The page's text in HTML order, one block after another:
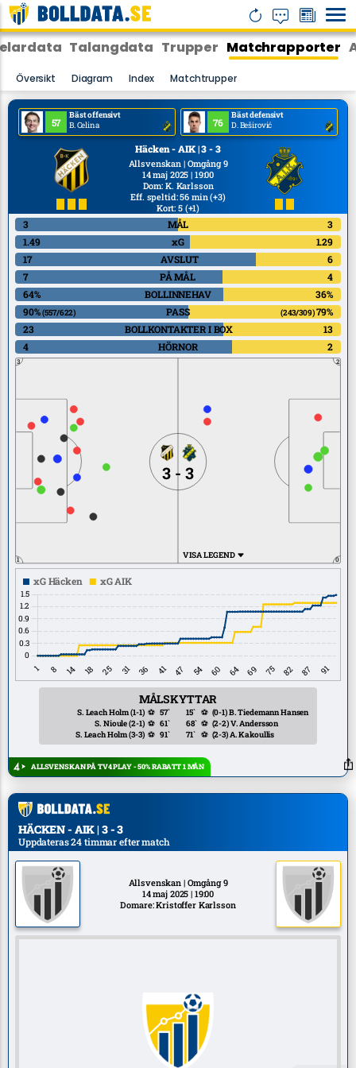
Talangdata Trupper Matchrapporter
Översikt Diagram Index Matchtrupper
Häcken - AIK | 3 - 3
Allsvenskan | Omgång 9
14 maj 2025 | 19:00
Dom: K. Karlsson
Eff. speltid: 56 min(+3)
Kort: 5 (+1)
57
Bäst offensivt
B. Celina
76
Bäst defensivt
D. Beširović
3 MÅL
3
1.49
xG
1.29
17
AVSLUT
6
7
PÅ MÅL
4
64%
BOLLINNEHAV
36%
90%(557/622) PASS (243/309)79%
23
BOLLKONTAKTER I BOX
13
4
HÖRNOR 2
3
1
2
0
3 - 3
VISA LEGEND
MÅLSKYTTAR
S. Leach Holm(1-1) ⚽ 57`
S. Nioule(2-1) ⚽ 61`
S. Leach Holm(3-3) ⚽ 91`
15` ⚽ (0-1)B. Tiedemann Hansen
68` ⚽ (2-2)V. Andersson
71` ⚽ (2-3)A. Kakoullis
ALLSVENSKAN PÅ TV4 PLAY - 50% RABATT 1 MÅN
HÄCKEN - AIK | 3 - 3
Uppdateras 24 timmar efter match
Allsvenskan | Omgång 9
14 maj 2025 | 19:00
Domare: Kristoffer Karlsson